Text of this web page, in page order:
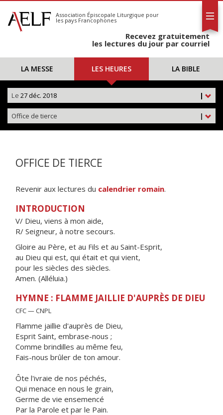
S'abonner
Calendrier
Association Épiscopale Liturgique pour
les pays Francophones
Recevez gratuitement
les lectures du jour par courriel
LA MESSE LES HEURES LA BIBLE
|
Le 27 déc. 2018
|
Office de tierce
OFFICE DE TIERCE
Revenir aux lectures du calendrier romain.
INTRODUCTION
V/ Dieu, viens à mon aide,
R/ Seigneur, à notre secours.
Gloire au Père, et au Fils et au Saint-Esprit,
au Dieu qui est, qui était et qui vient,
pour les siècles des siècles.
Amen. (Alléluia.)
HYMNE : FLAMME JAILLIE D'AUPRÈS DE DIEU
CFC — CNPL
Flamme jaillie d'auprès de Dieu,
Esprit Saint, embrase-nous ;
Comme brindilles au même feu,
Fais-nous brûler de ton amour.
Ôte l'ivraie de nos péchés,
Qui menace en nous le grain,
Germe de vie ensemencé
Par la Parole et par le Pain.